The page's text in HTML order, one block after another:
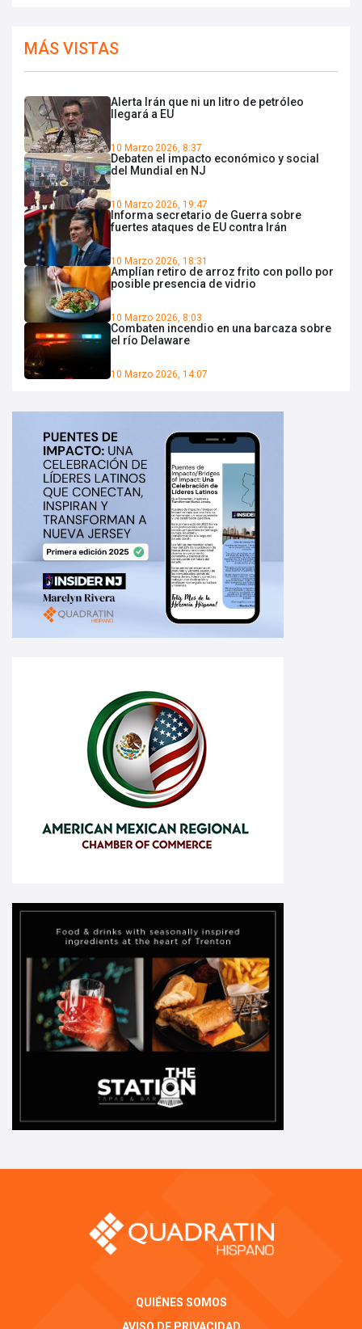
MÁS VISTAS
Alerta Irán que ni un litro de petróleo
llegará a EU
10 Marzo 2026, 8:37
Debaten el impacto económico y social
del Mundial en NJ
10 Marzo 2026, 19:47
Informa secretario de Guerra sobre
fuertes ataques de EU contra Irán
10 Marzo 2026, 18:31
Amplían retiro de arroz frito con pollo por
posible presencia de vidrio
10 Marzo 2026, 8:03
Combaten incendio en una barcaza sobre
el río Delaware
10 Marzo 2026, 14:07
QUIÉNES SOMOS